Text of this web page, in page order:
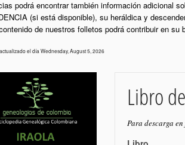
podrá encontrar también información adicional
(si está disponible), su heráldica y
de nuestros folletos podrá contribuir en
el día Wednesday, August 5, 2026
Libro
Para descarga